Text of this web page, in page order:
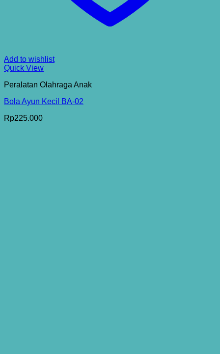
Add to wishlist
Quick View
Peralatan Olahraga Anak
Bola Ayun Kecil BA-02
Rp225.000